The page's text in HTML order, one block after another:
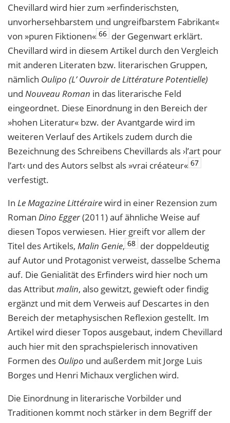
Chevillard wird hier zum »erfinderischsten,
unvorhersehbarstem und ungreifbarstem Fabrikant«
von »puren Fiktionen« 66 der Gegenwart erklärt.
Chevillard wird in diesem Artikel durch den Vergleich
mit anderen Literaten bzw. literarischen Gruppen,
nämlich Oulipo (L’ Ouvroir de Littérature Potentielle)
und Nouveau Roman in das literarische Feld
eingeordnet. Diese Einordnung in den Bereich der
»hohen Literatur« bzw. der Avantgarde wird im
weiteren Verlauf des Artikels zudem durch die
Bezeichnung des Schreibens Chevillards als ›l’art pour
l’art‹ und des Autors selbst als »vrai créateur« 67
verfestigt.
In Le Magazine Littérairewird in einer Rezension zum
Roman Dino Egger(2011) auf ähnliche Weise auf
diesen Topos verwiesen. Hier greift vor allem der
Titel des Artikels, Malin Genie, 68 der doppeldeutig
auf Autor und Protagonist verweist, dasselbe Schema
auf. Die Genialität des Erfinders wird hier noch um
das Attributmalin, also gewitzt, gewieft oder findig
ergänzt und mit dem Verweis auf Descartes in den
Bereich der metaphysischen Reflexion gestellt. Im
Artikel wird dieser Topos ausgebaut, indem Chevillard
auch hier mit den sprachspielerisch innovativen
Formen des Oulipo und außerdem mit Jorge Luis
Borges und Henri Michaux verglichen wird.
Die Einordnung in literarische Vorbilder und
Traditionen kommt noch stärker in dem Begriff der